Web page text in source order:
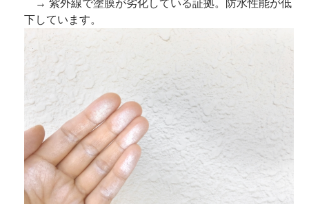
→ 紫外線で塗膜が劣化している証拠。防水性能が低
下しています。